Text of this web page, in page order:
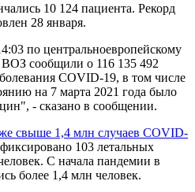
10 124 пациента. Рекорд
28 января.
по центральноевропейскому
ВОЗ сообщили о 116 135 492
COVID-19, в том числе
на 7 марта 2021 года было
- сказано в сообщении.
свыше 1,4 млн случаев COVID-
103 летальных
С начала пандемии в
более 1,4 млн человек.